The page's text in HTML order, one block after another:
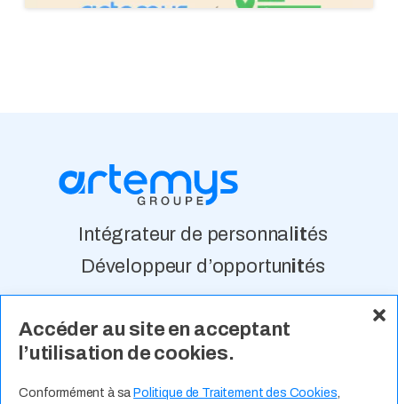
Accéder au site en acceptant
l’utilisation de cookies.
Conformément à sa Politique de Traitement des Cookies,
Intégrateur de personnal ités
Développeur d’opportunités
À Propos Nos Valeurs Actualité
Contact Expertises Métiers
Espace Talents Offres d’Emploi